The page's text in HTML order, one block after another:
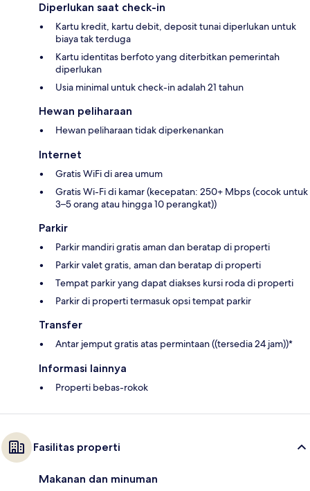
Diperlukan saat check-in
Kartu kredit, kartu debit, deposit tunai diperlukan untuk
biaya tak terduga
Kartu identitas berfoto yang diterbitkan pemerintah
diperlukan
Usia minimal untuk check-in adalah 21 tahun
Hewan peliharaan
Hewan peliharaan tidak diperkenankan
Internet
Gratis WiFi di area umum
Gratis Wi-Fi di kamar (kecepatan: 250+ Mbps (cocok untuk
3–5 orang atau hingga 10 perangkat))
Parkir
Parkir mandiri gratis aman dan beratap di properti
Parkir valet gratis, aman dan beratap di properti
Tempat parkir yang dapat diakses kursi roda di properti
Parkir di properti termasuk opsi tempat parkir
Transfer
Antar jemput gratis atas permintaan ((tersedia 24 jam))*
Informasi lainnya
Properti bebas-rokok
Fasilitas properti
Makanan dan minuman